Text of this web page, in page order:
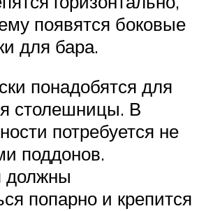
появятся боковые
для бара.
понадобятся для
столешницы. В
потребуется не
поддонов.
должны
попарно и крепится